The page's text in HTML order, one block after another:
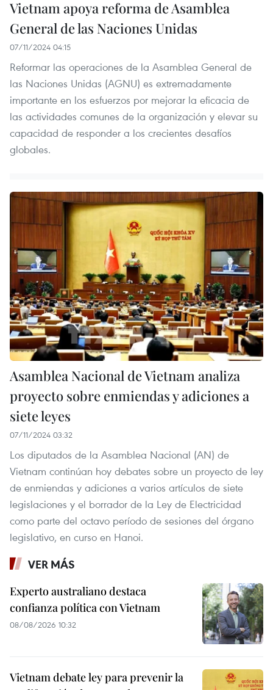
Vietnam apoya reforma de Asamblea
General de las Naciones Unidas
07/11/2024 04:15
Reformar las operaciones de la Asamblea General de
las Naciones Unidas (AGNU) es extremadamente
importante en los esfuerzos por mejorar la eficacia de
las actividades comunes de la organización y elevar su
capacidad de responder a los crecientes desafíos
globales.
Asamblea Nacional de Vietnam analiza
proyecto sobre enmiendas y adiciones a
siete leyes
07/11/2024 03:32
Los diputados de la Asamblea Nacional (AN) de
Vietnam continúan hoy debates sobre un proyecto de ley
de enmiendas y adiciones a varios artículos de siete
legislaciones y el borrador de la Ley de Electricidad
como parte del octavo período de sesiones del órgano
legislativo, en curso en Hanoi.
VER MÁS
Experto australiano destaca
confianza política con Vietnam
08/08/2026 10:32
Vietnam debate ley para prevenir la